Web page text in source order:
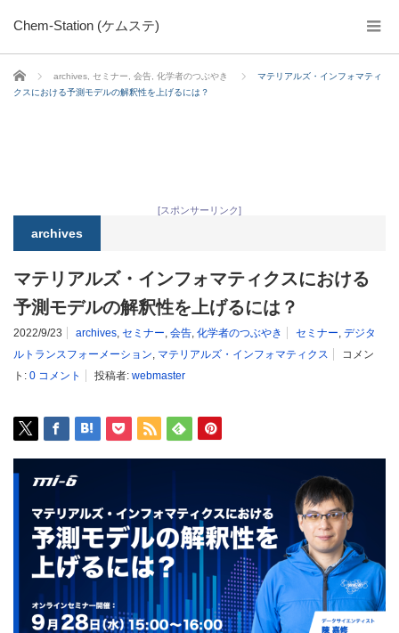
Chem-Station (ケムステ)
ホーム archives セミナー 会告 化学者のつぶやき
マテリアルズ・インフォマティ
クスにおける予測モデルの解釈性を上げるには？
[スポンサーリンク]
archives
マテリアルズ・インフォマティクスにおける
予測モデルの解釈性を上げるには？
2022/9/23 archives, セミナー, 会告, 化学者のつぶやき セミナー, デジタ
ルトランスフォーメーション, マテリアルズ・インフォマティクス
コメン
ト: 0 コメント 投稿者: webmaster